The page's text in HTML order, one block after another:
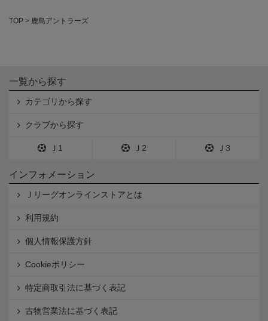
TOP 鹿島アントラーズ
一覧から探す
カテゴリから探す
クラブから探す
Ｊ1 Ｊ2 Ｊ3
インフォメーション
Ｊリーグオンラインストアとは
利用規約
個人情報保護方針
Cookieポリシー
特定商取引法に基づく表記
古物営業法に基づく表記